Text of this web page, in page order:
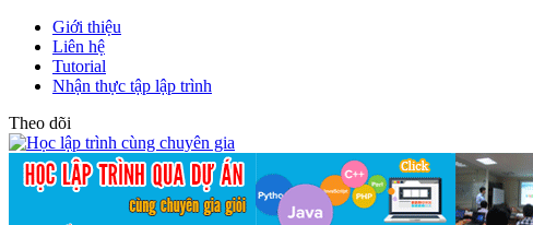
Giới thiệu
Liên hệ
Tutorial
Nhận thực tập lập trình
Theo dõi